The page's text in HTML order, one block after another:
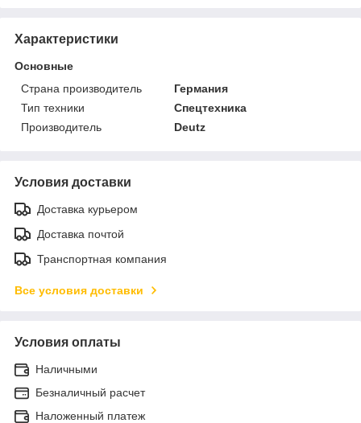
Характеристики
Основные
Страна производитель
Германия
Тип техники
Спецтехника
Производитель
Deutz
Условия доставки
Доставка курьером
Доставка почтой
Транспортная компания
Все условия доставки
Условия оплаты
Наличными
Безналичный расчет
Наложенный платеж